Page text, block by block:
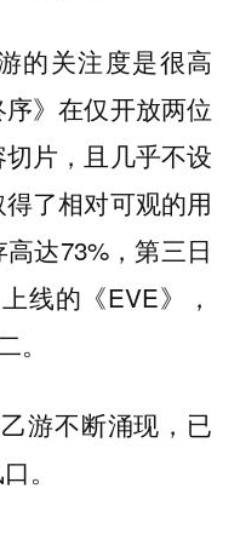
的关注度是很高
》在仅开放两位
片，且几乎不设
了相对可观的用
达73%，第三日
线的《EVE》，
游不断涌现，已
。